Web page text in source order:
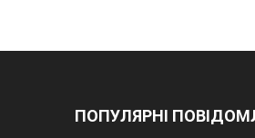
ПОПУЛЯРНІ